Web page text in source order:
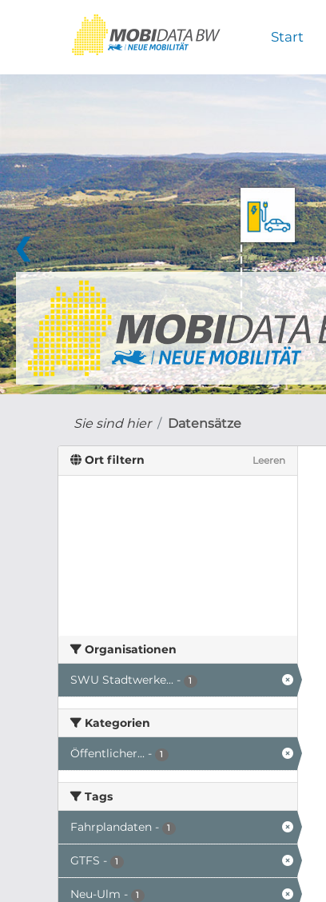
Start
❮
Sie sind hier Datensätze
Ort filtern Leeren
Organisationen
SWU Stadtwerke... - 1
Kategorien
Öffentlicher... - 1
Tags
Fahrplandaten - 1
GTFS - 1
Neu-Ulm - 1